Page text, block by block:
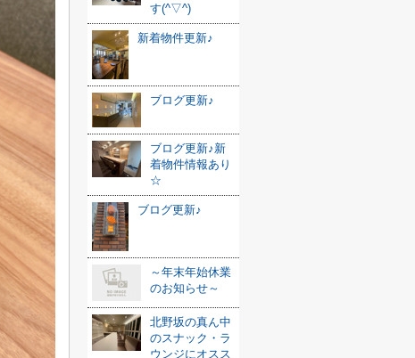
す(^▽^)
新着物件更新♪
ブログ更新♪
ブログ更新♪新
着物件情報あり
☆
ブログ更新♪
～年末年始休業
のお知らせ～
北野坂の真ん中
のスナック・ラ
ウンジにオスス